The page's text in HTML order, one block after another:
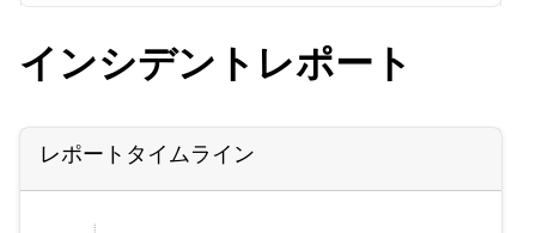
インシデントレポート
レポートタイムライン